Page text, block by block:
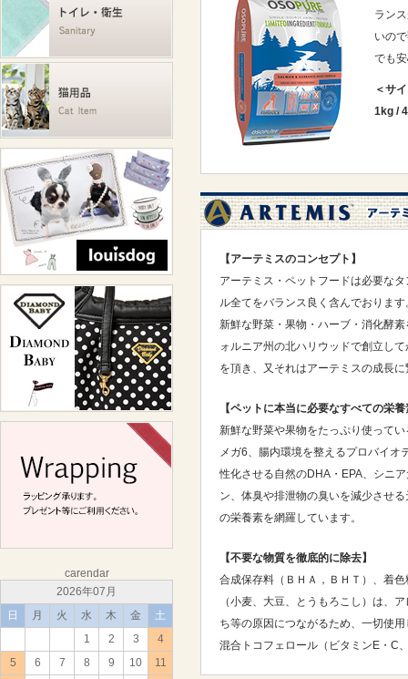
carendar
2026年07月
日
月 火 水 木 金
土
1
2 3
4
5
6 7 8 9 10
11
ラン
いの
でも
＜サ
1kg /
【アーテミスのコンセプト】
アーテミス・ペットフードは必要な
ル全てをバランス良く含んでおりま
新鮮な野菜・果物・ハーブ・消化酵
ォルニア州の北ハリウッドで創立し
を頂き、又それはアーテミスの成長
【ペットに本当に必要なすべての栄
新鮮な野菜や果物をたっぷり使って
メガ6、腸内環境を整えるプロバイオ
性化させる自然のDHA・EPA、シニ
ン、体臭や排泄物の臭いを減少させ
の栄養素を網羅しています。
【不要な物質を徹底的に除去】
合成保存料（ＢＨＡ，ＢＨＴ）、着
（小麦、大豆、とうもろこし）は、
ち等の原因につながるため、一切使
混合トコフェロール（ビタミンE・C